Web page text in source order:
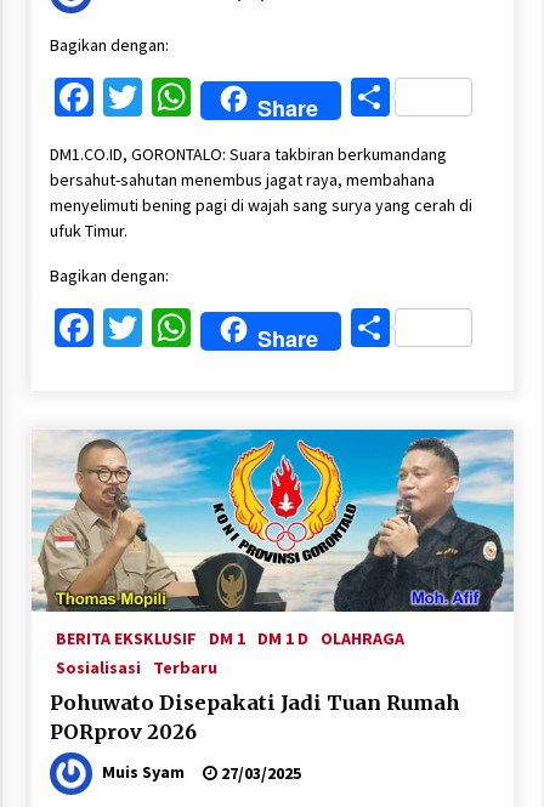
Bagikan dengan:
Facebook
Twitter
WhatsApp
Share Share
DM1.CO.ID, GORONTALO: Suara takbiran berkumandang
bersahut-sahutan menembus jagat raya, membahana
menyelimuti bening pagi di wajah sang surya yang cerah di
ufuk Timur.
Bagikan dengan:
Facebook
Twitter
WhatsApp
Share Share
BERITA EKSKLUSIF DM 1 DM 1 D
OLAHRAGA
Sosialisasi
Terbaru
Pohuwato Disepakati Jadi Tuan Rumah
PORprov 2026
Muis Syam 27/03/2025